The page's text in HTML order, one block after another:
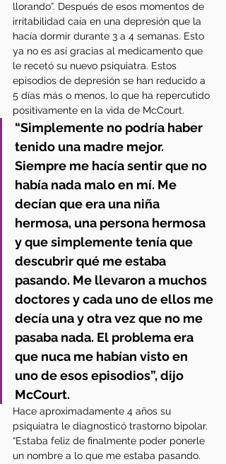
llorando”. Después de esos momentos de
irritabilidad caía en una depresión que la
hacía dormir durante 3 a 4 semanas. Esto
ya no es así gracias al medicamento que
le recetó su nuevo psiquiatra. Estos
episodios de depresión se han reducido a
5 días más o menos, lo que ha repercutido
positivamente en la vida de McCourt.
“Simplemente no podría haber
tenido una madre mejor.
Siempre me hacía sentir que no
había nada malo en mí. Me
decían que era una niña
hermosa, una persona hermosa
y que simplemente tenía que
descubrir qué me estaba
pasando. Me llevaron a muchos
doctores y cada uno de ellos me
decía una y otra vez que no me
pasaba nada. El problema era
que nuca me habían visto en
uno de esos episodios”, dijo
McCourt.
Hace aproximadamente 4 años su
psiquiatra le diagnosticó trastorno bipolar.
“Estaba feliz de finalmente poder ponerle
un nombre a lo que me estaba pasando.